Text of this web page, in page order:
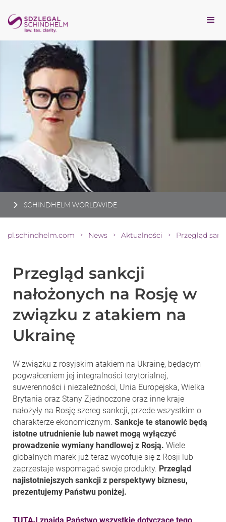
SCHINDHELM WORLDWIDE
pl.schindhelm.com > News > Aktualności >
Przegląd sankcji
nałożonych na Rosję w
związku z atakiem na
Ukrainę
W związku z rosyjskim atakiem na Ukrainę, będącym
pogwałceniem jej integralności terytorialnej,
suwerenności i niezależności, Unia Europejska, Wielka
Brytania oraz Stany Zjednoczone oraz inne kraje
nałożyły na Rosję szereg sankcji, przede wszystkim o
charakterze ekonomicznym. Sankcje te stanowić będą
istotne utrudnienie lub nawet mogą wyłączyć
prowadzenie wymiany handlowej z Rosją. Wiele
globalnych marek już teraz wycofuje się z Rosji lub
zaprzestaje wspomagać swoje produkty. Przegląd
najistotniejszych sankcji z perspektywy biznesu,
prezentujemy Państwu poniżej.
TUTAJ znajdą Państwo wszystkie dotyczące tego